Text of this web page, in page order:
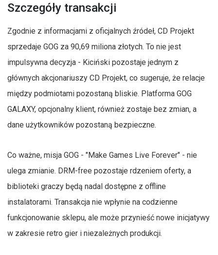
Szczegóły transakcji
Zgodnie z informacjami z oficjalnych źródeł, CD Projekt
sprzedaje GOG za 90,69 miliona złotych. To nie jest
impulsywna decyzja - Kiciński pozostaje jednym z
głównych akcjonariuszy CD Projekt, co sugeruje, że relacje
między podmiotami pozostaną bliskie. Platforma GOG
GALAXY, opcjonalny klient, również zostaje bez zmian, a
dane użytkowników pozostaną bezpieczne.
Co ważne, misja GOG - "Make Games Live Forever" - nie
ulega zmianie. DRM-free pozostaje rdzeniem oferty, a
biblioteki graczy będą nadal dostępne z offline
instalatorami. Transakcja nie wpłynie na codzienne
funkcjonowanie sklepu, ale może przynieść nowe inicjatywy
w zakresie retro gier i niezależnych produkcji.